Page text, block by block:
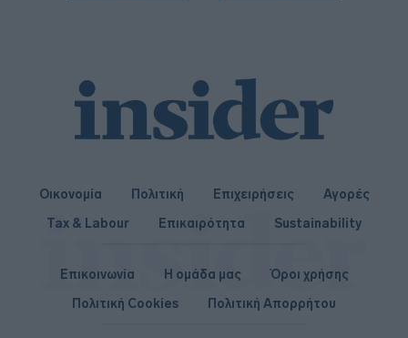
Οικονομία Πολιτική Επιχειρήσεις
Αγορές
Tax & Labour
Επικαιρότητα Sustainability
Επικοινωνία Η ομάδα μας
Όροι χρήσης
Πολιτική Cookies
Πολιτική Απορρήτου